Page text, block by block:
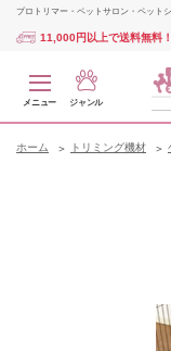
プロトリマー・ペットサロン・ペット
11,000円以上で送料無料！
メニュー ジャンル
ホーム トリミング機材